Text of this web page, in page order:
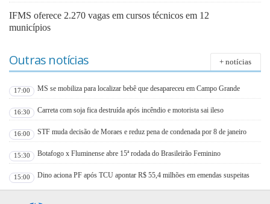
IFMS oferece 2.270 vagas em cursos técnicos em 12
municípios
Outras notícias + notícias
17:00 MS se mobiliza para localizar bebê que desapareceu em Campo Grande
16:30 Carreta com soja fica destruída após incêndio e motorista sai ileso
16:00 STF muda decisão de Moraes e reduz pena de condenada por 8 de janeiro
15:30 Botafogo x Fluminense abre 15ª rodada do Brasileirão Feminino
15:00 Dino aciona PF após TCU apontar R$ 55,4 milhões em emendas suspeitas